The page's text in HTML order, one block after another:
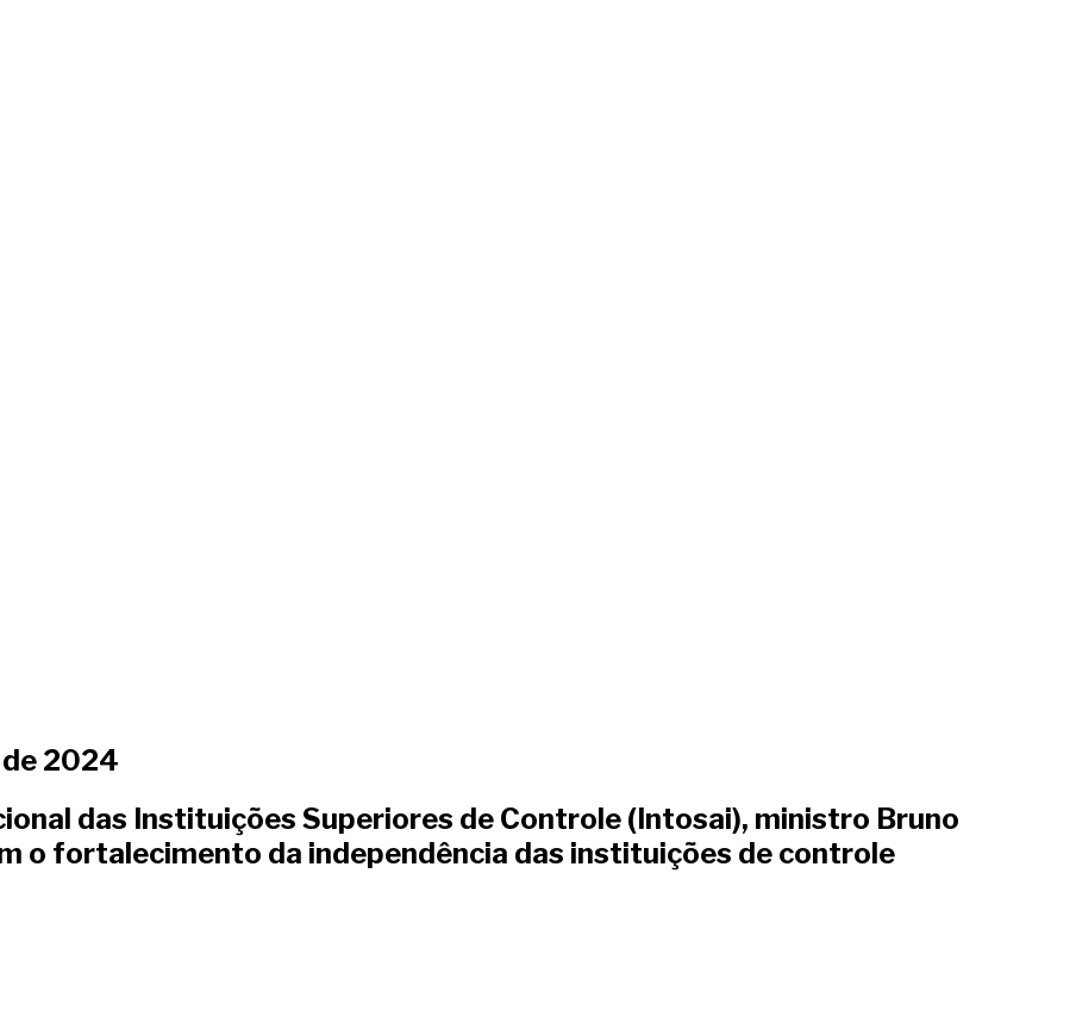
2024
das Instituições Superiores de Controle (Intosai), ministro Bruno
o fortalecimento da independência das instituições de controle